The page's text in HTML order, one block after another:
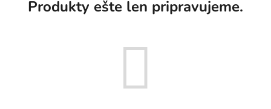
Produkty ešte len pripravujeme.